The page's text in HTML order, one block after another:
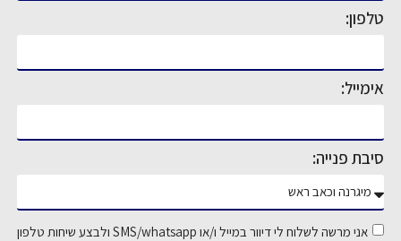
טלפון:
אימייל:
סיבת פנייה:
אני מרשה לשלוח לי דיוור במייל ו/או SMS/whatsapp ולבצע שיחות טלפון